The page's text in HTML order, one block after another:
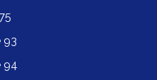
93
94